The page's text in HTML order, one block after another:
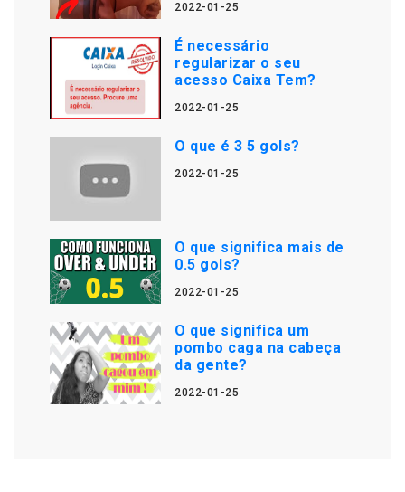
2022-01-25
É necessário
regularizar o seu
acesso Caixa Tem?
2022-01-25
O que é 3 5 gols?
2022-01-25
O que significa mais de
0.5 gols?
2022-01-25
O que significa um
pombo caga na cabeça
da gente?
2022-01-25